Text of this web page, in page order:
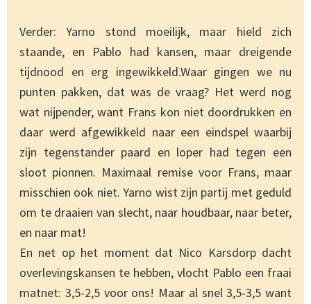
Verder: Yarno stond moeilijk, maar hield zich
staande, en Pablo had kansen, maar dreigende
tijdnood en erg ingewikkeld.Waar gingen we nu
punten pakken, dat was de vraag? Het werd nog
wat nijpender, want Frans kon niet doordrukken en
daar werd afgewikkeld naar een eindspel waarbij
zijn tegenstander paard en loper had tegen een
sloot pionnen. Maximaal remise voor Frans, maar
misschien ook niet. Yarno wist zijn partij met geduld
om te draaien van slecht, naar houdbaar, naar beter,
en naar mat!
En net op het moment dat Nico Karsdorp dacht
overlevingskansen te hebben, vlocht Pablo een fraai
matnet: 3,5-2,5 voor ons! Maar al snel 3,5-3,5 want